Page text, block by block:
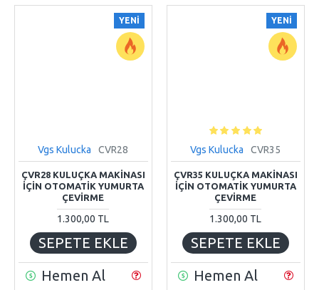
YENI
Vgs Kulucka CVR28
ÇVR28 KULUÇKA MAKİNASI
İÇİN OTOMATİK YUMURTA
ÇEVİRME
1.300,00 TL
SEPETE EKLE
Hemen Al
YENI
Vgs Kulucka CVR35
ÇVR35 KULUÇKA MAKİNASI
İÇİN OTOMATİK YUMURTA
ÇEVİRME
1.300,00 TL
SEPETE EKLE
Hemen Al